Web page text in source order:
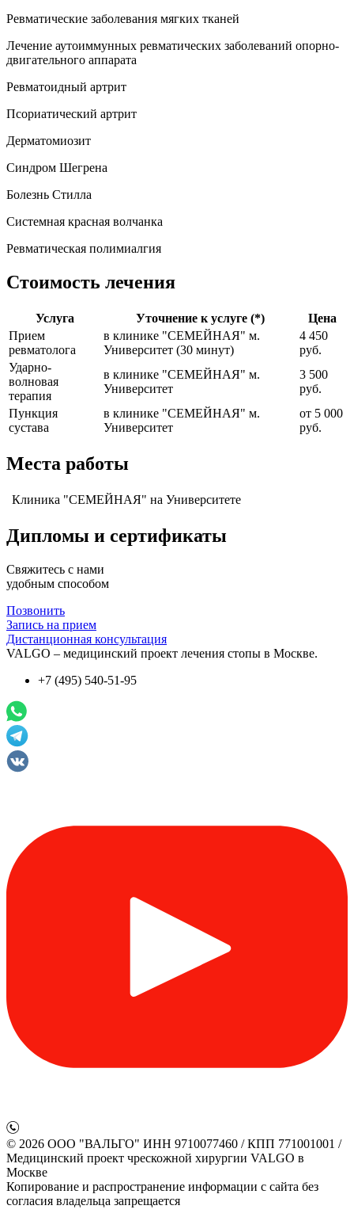
Ревматические заболевания мягких тканей
Лечение аутоиммунных ревматических заболеваний опорно-
двигательного аппарата
Ревматоидный артрит
Псориатический артрит
Дерматомиозит
Синдром Шегрена
Болезнь Стилла
Системная красная волчанка
Ревматическая полимиалгия
Стоимость лечения
Услуга Уточнение к услуге (*)
Цена
Прием
ревматолога
в клинике "СЕМЕЙНАЯ" м.
Университет (30 минут)
4 450
руб.
Ударно-
волновая
терапия
в клинике "СЕМЕЙНАЯ" м.
Университет
3 500
руб.
Пункция
сустава
в клинике "СЕМЕЙНАЯ" м.
Университет
от 5 000
руб.
Места работы
Клиника "СЕМЕЙНАЯ" на Университете
Дипломы и сертификаты
Свяжитесь с нами
удобным способом
Позвонить
Запись на прием
Дистанционная консультация
VALGO – медицинский проект лечения стопы в Москве.
+7 (495) 540-51-95
© 2026 ООО "ВАЛЬГО" ИНН 9710077460 / КПП 771001001 /
Медицинский проект чрескожной хирургии VALGO в
Москве
Копирование и распространение информации с сайта без
согласия владельца запрещается